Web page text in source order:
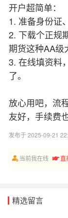
开户超简单：
1. 准备身份证
2. 下载个正规
期货这种AA级
3. 在线填资料
了。
放心用吧，流
友好，手续费
发布于 2025-09-21
当前我在线 直
精选留言